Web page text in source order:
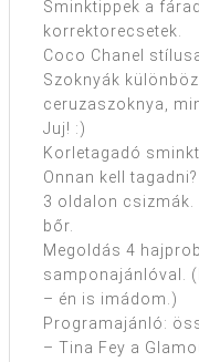
Sminktippek a
korrektorecsetek.
Coco Chanel
Szoknyák
ceruzaszoknya,
Juj! :)
Korletagadó
Onnan kell tagadni?
3 oldalon csizmák.
bőr.
Megoldás 4
samponajánlóval.
– én is imádom.)
Programajánló:
– Tina Fey a